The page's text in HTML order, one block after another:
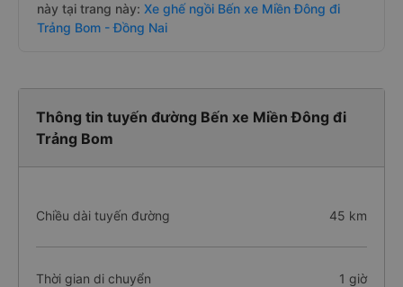
này tại trang này: Xe ghế ngồi Bến xe Miền Đông đi
Trảng Bom - Đồng Nai
Thông tin tuyến đường Bến xe Miền Đông đi
Trảng Bom
Chiều dài tuyến đường 45 km
Thời gian di chuyển 1 giờ